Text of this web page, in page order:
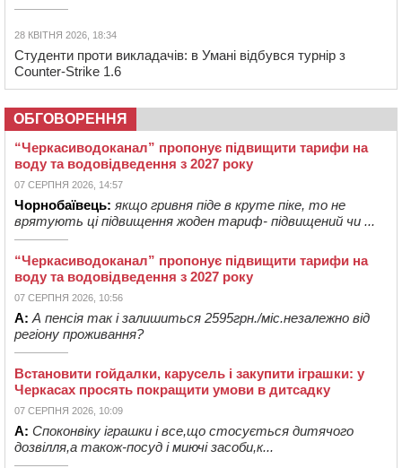
28 КВІТНЯ 2026, 18:34
Студенти проти викладачів: в Умані відбувся турнір з
Counter-Strike 1.6
ОБГОВОРЕННЯ
“Черкасиводоканал” пропонує підвищити тарифи на
воду та водовідведення з 2027 року
07 СЕРПНЯ 2026, 14:57
Чорнобаївець: якщо гривня піде в круте піке, то не
врятують ці підвищення жоден тариф- підвищений чи ...
“Черкасиводоканал” пропонує підвищити тарифи на
воду та водовідведення з 2027 року
07 СЕРПНЯ 2026, 10:56
А: А пенсія так і залишиться 2595грн./міс.незалежно від
регіону проживання?
Встановити гойдалки, карусель і закупити іграшки: у
Черкасах просять покращити умови в дитсадку
07 СЕРПНЯ 2026, 10:09
А: Споконвіку іграшки і все,що стосується дитячого
дозвілля,а також-посуд і миючі засоби,к...